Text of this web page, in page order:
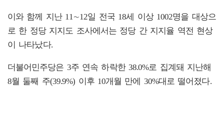
이와 함께 지난 11∼12일 전국 18세 이상 1002명을 대상으
로 한 정당 지지도 조사에서는 정당 간 지지율 역전 현상
이 나타났다.
더불어민주당은 3주 연속 하락한 38.0%로 집계돼 지난해
8월 둘째 주(39.9%) 이후 10개월 만에 30%대로 떨어졌다.